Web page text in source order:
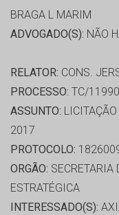
BRAGA L MARIM
ADVOGADO(S): NÃO
RELATOR: CONS.
PROCESSO: TC/
ASSUNTO:
2017
PROTOCOLO:
ORGÃO: SECRETARIA
ESTRATÉGICA
INTERESSADO(S):